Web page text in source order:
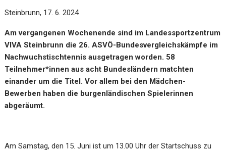
Steinbrunn, 17. 6. 2024
Am vergangenen Wochenende sind im Landessportzentrum
VIVA Steinbrunn die 26. ASVÖ-Bundesvergleichskämpfe im
Nachwuchstischtennis ausgetragen worden. 58
Teilnehmer*innen aus acht Bundesländern matchten
einander um die Titel. Vor allem bei den Mädchen-
Bewerben haben die burgenländischen Spielerinnen
abgeräumt.
Am Samstag, den 15. Juni ist um 13.00 Uhr der Startschuss zu